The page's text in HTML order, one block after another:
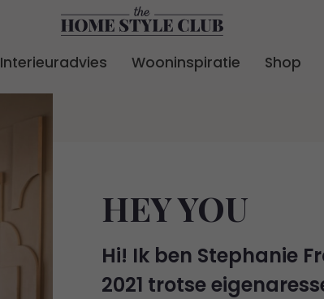
Interieuradvies Wooninspiratie Shop
HEY YOU
Hi! Ik ben Stephanie
2021 trotse